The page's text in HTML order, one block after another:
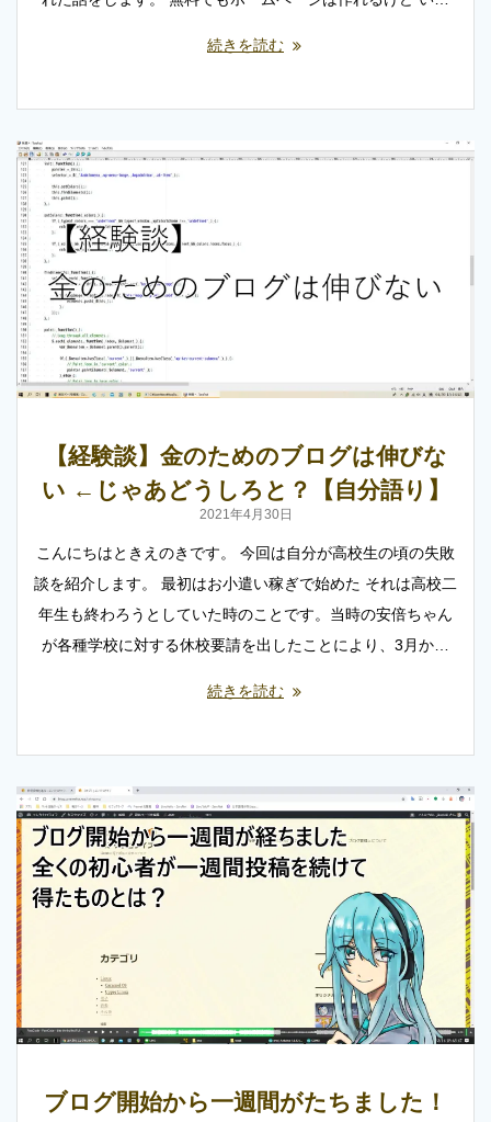
続きを読む
【経験談】金のためのブログは伸びな
い ←じゃあどうしろと？【自分語り】
2021年4月30日
こんにちはときえのきです。 今回は自分が高校生の頃の失敗
談を紹介します。 最初はお小遣い稼ぎで始めた それは高校二
年生も終わろうとしていた時のことです。当時の安倍ちゃん
が各種学校に対する休校要請を出したことにより、3月か…
続きを読む
ブログ開始から一週間がたちました！